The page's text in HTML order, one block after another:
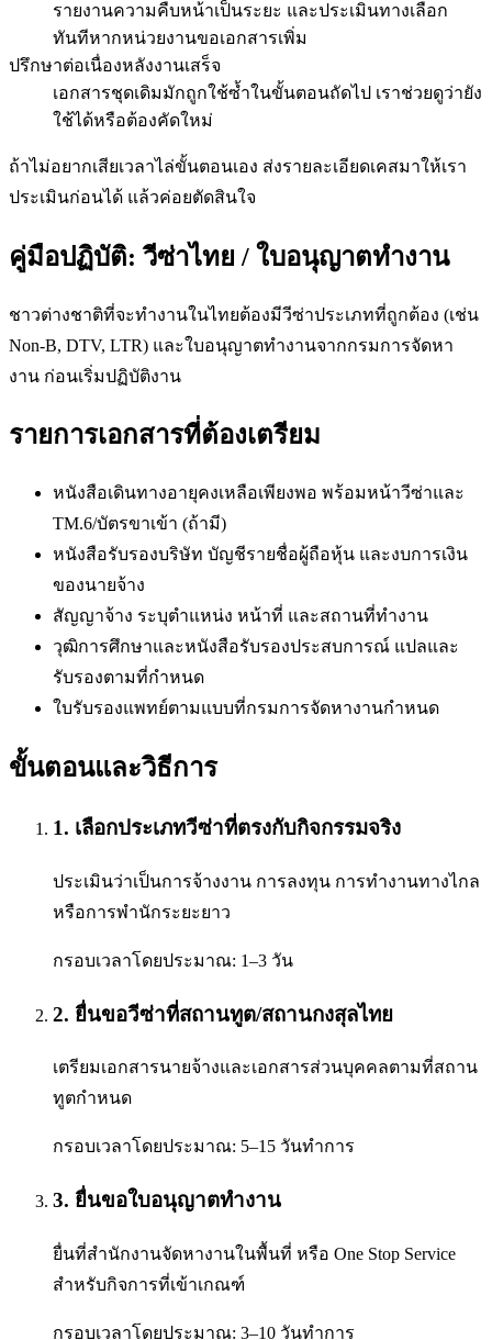
รายงานความคืบหน้าเป็นระยะ และประเมินทางเลือก
ทันทีหากหน่วยงานขอเอกสารเพิ่ม
ปรึกษาต่อเนื่องหลังงานเสร็จ
เอกสารชุดเดิมมักถูกใช้ซ้ำในขั้นตอนถัดไป เราช่วยดูว่ายัง
ใช้ได้หรือต้องคัดใหม่
ถ้าไม่อยากเสียเวลาไล่ขั้นตอนเอง ส่งรายละเอียดเคสมาให้เรา
ประเมินก่อนได้ แล้วค่อยตัดสินใจ
คู่มือปฏิบัติ:วีซ่าไทย / ใบอนุญาตทำงาน
ชาวต่างชาติที่จะทำงานในไทยต้องมีวีซ่าประเภทที่ถูกต้อง (เช่น
Non-B, DTV, LTR) และใบอนุญาตทำงานจากกรมการจัดหา
งาน ก่อนเริ่มปฏิบัติงาน
รายการเอกสารที่ต้องเตรียม
หนังสือเดินทางอายุคงเหลือเพียงพอ พร้อมหน้าวีซ่าและ
TM.6/บัตรขาเข้า (ถ้ามี)
หนังสือรับรองบริษัท บัญชีรายชื่อผู้ถือหุ้น และงบการเงิน
ของนายจ้าง
สัญญาจ้าง ระบุตำแหน่ง หน้าที่ และสถานที่ทำงาน
วุฒิการศึกษาและหนังสือรับรองประสบการณ์ แปลและ
รับรองตามที่กำหนด
ใบรับรองแพทย์ตามแบบที่กรมการจัดหางานกำหนด
ขั้นตอนและวิธีการ
1. เลือกประเภทวีซ่าที่ตรงกับกิจกรรมจริง
ประเมินว่าเป็นการจ้างงาน การลงทุน การทำงานทางไกล
หรือการพำนักระยะยาว
กรอบเวลาโดยประมาณ: 1–3 วัน
2. ยื่นขอวีซ่าที่สถานทูต/สถานกงสุลไทย
เตรียมเอกสารนายจ้างและเอกสารส่วนบุคคลตามที่สถาน
ทูตกำหนด
กรอบเวลาโดยประมาณ: 5–15 วันทำการ
3. ยื่นขอใบอนุญาตทำงาน
ยื่นที่สำนักงานจัดหางานในพื้นที่ หรือ One Stop Service
สำหรับกิจการที่เข้าเกณฑ์
กรอบเวลาโดยประมาณ: 3–10 วันทำการ